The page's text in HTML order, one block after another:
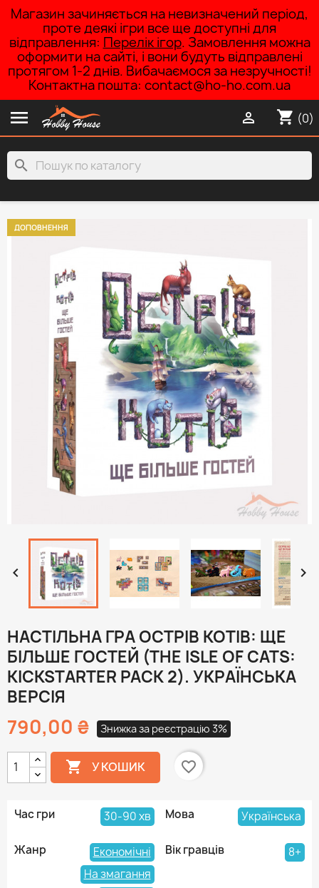
Магазин зачиняється на невизначений період,
проте деякі ігри все ще доступні для
відправлення: Перелік ігор. Замовлення можна
оформити на сайті, і вони будуть відправлені
протягом 1-2 днів. Вибачаємося за незручності!
Контактна пошта: contact@ho-ho.com.ua
 shopping_cart (0)

search
ДОПОВНЕННЯ
 
НАСТІЛЬНА ГРА ОСТРІВ КОТІВ: ЩЕ
БІЛЬШЕ ГОСТЕЙ (THE ISLE OF CATS:
KICKSTARTER PACK 2). УКРАЇНСЬКА
ВЕРСІЯ
790,00 ₴ Знижка за реєстрацію 3%
 У КОШИК favorite_border
Час гри 30-90 хв Мова Українська
Жанр
Економічні
На змагання
Вік гравців 8+